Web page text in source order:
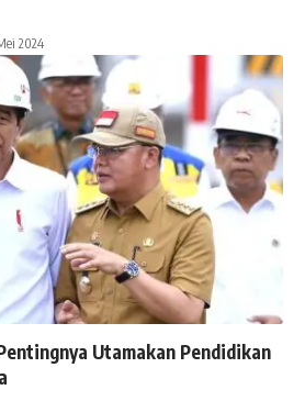
2024
Utamakan Pendidikan